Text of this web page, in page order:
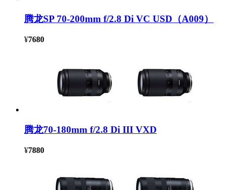
腾龙SP 70-200mm f/2.8 Di VC USD（A009）
¥7680
腾龙70-180mm f/2.8 Di III VXD
¥7880